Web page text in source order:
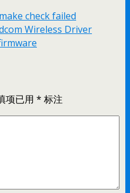
check failed
Wireless Driver
项已用 * 标注